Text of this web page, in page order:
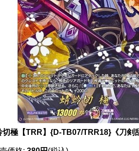
切極【TRR】{D-TB07/TRR18}《刀剣